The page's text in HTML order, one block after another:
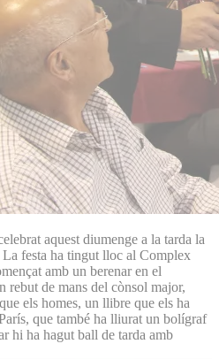
aquest diumenge a la tarda la
festa ha tingut lloc al Complex
amb un berenar en el
rebut de mans del cònsol major,
els homes, un llibre que els ha
que també ha lliurat un bolígraf
hi ha hagut ball de tarda amb